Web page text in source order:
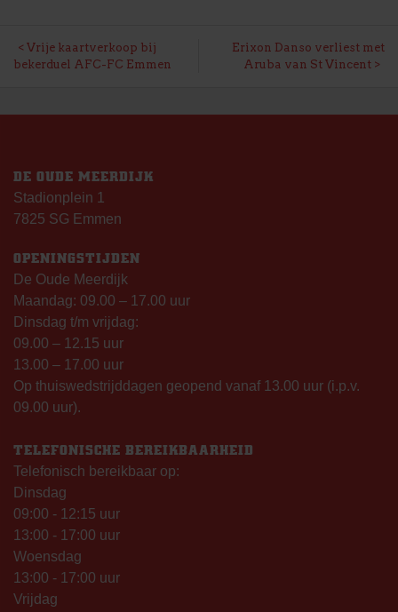
BERICHT
Vrije kaartverkoop bij
bekerduel AFC-FC Emmen
Erixon Danso verliest met
Aruba van St Vincent
DE OUDE MEERDIJK
Stadionplein 1
7825 SG Emmen
OPENINGSTIJDEN
De Oude Meerdijk
Maandag: 09.00 – 17.00 uur
Dinsdag t/m vrijdag:
09.00 – 12.15 uur
13.00 – 17.00 uur
Op thuiswedstrijddagen geopend vanaf 13.00 uur (i.p.v.
09.00 uur).
TELEFONISCHE BEREIKBAARHEID
Telefonisch bereikbaar op:
Dinsdag
09:00 - 12:15 uur
13:00 - 17:00 uur
Woensdag
13:00 - 17:00 uur
Vrijdag